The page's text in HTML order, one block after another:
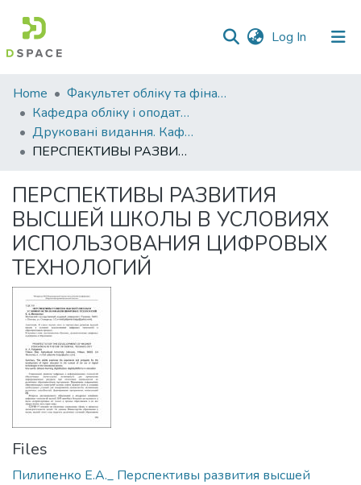
Log In (current)
Communities
&
Collections
Statistics
Home
Факультет обліку та фінансів
Кафедра обліку і оподаткування
Друковані видання. Кафедра обліку і оподаткування
ПЕРСПЕКТИВЫ РАЗВИТИЯ ВЫСШЕЙ ШКОЛЫ В УСЛОВИЯХ ИСПОЛЬЗОВАНИЯ ЦИФРОВЫХ ТЕХНОЛОГИЙ
ПЕРСПЕКТИВЫ РАЗВИТИЯ
ВЫСШЕЙ ШКОЛЫ В УСЛОВИЯХ
ИСПОЛЬЗОВАНИЯ ЦИФРОВЫХ
ТЕХНОЛОГИЙ
Files
Пилипенко Е.А._ Перспективы развития высшей